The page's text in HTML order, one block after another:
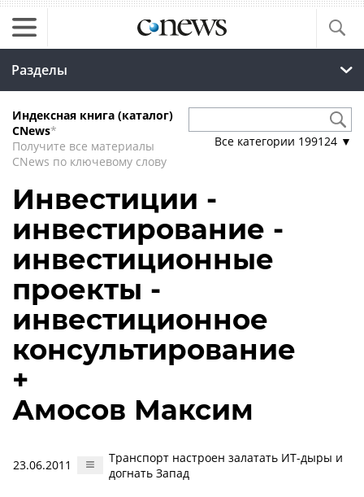
Разделы
Индексная книга (каталог)
CNews*
Получите все материалы
CNews по ключевому слову
Все категории 199124 ▼
Инвестиции -
инвестирование -
инвестиционные
проекты -
инвестиционное
консультирование
+
Амосов Максим
23.06.2011
Транспорт настроен залатать ИТ-дыры и
догнать Запад